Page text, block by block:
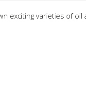
exciting varieties of oil